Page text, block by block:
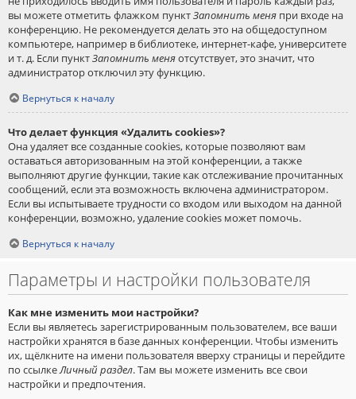
вы можете отметить флажком пунктЗапомнить меня при входе на
конференцию. Не рекомендуется делать это на общедоступном
компьютере, например в библиотеке, интернет-кафе, университете
и т. д. Если пунктЗапомнить меняотсутствует, это значит, что
администратор отключил эту функцию.
Вернуться к началу
Что делает функция «Удалить cookies»?
Она удаляет все созданные cookies, которые позволяют вам
оставаться авторизованным на этой конференции, а также
выполняют другие функции, такие как отслеживание прочитанных
сообщений, если эта возможность включена администратором.
Если вы испытываете трудности со входом или выходом на данной
конференции, возможно, удаление cookies может помочь.
Вернуться к началу
Параметры и настройки пользователя
Как мне изменить мои настройки?
Если вы являетесь зарегистрированным пользователем, все ваши
настройки хранятся в базе данных конференции. Чтобы изменить
их, щёлкните на имени пользователя вверху страницы и перейдите
по ссылкеЛичный раздел. Там вы можете изменить все свои
настройки и предпочтения.